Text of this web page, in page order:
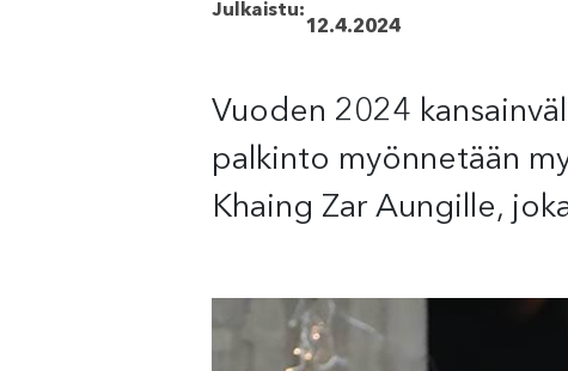
Julkaistu:
12.4.2024
Vuoden 2024
palkinto myönnetään
Khaing Zar Aungille,